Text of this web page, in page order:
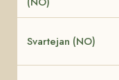
Svartejan (NO)